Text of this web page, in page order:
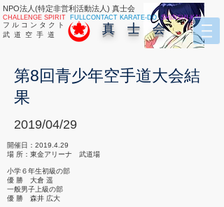
真 士 会
CHALLENGE SPIRIT FULLCONTACT KARATE-DO SHINSHI-KAI
フ ル コ ン タ ク ト
武 道 空 手 道
NPO法人(特定非営利活動法人) 真士会
第8回青少年空手道大会結
果
2019/04/29
開催日：2019.4.29
場 所：東金アリーナ 武道場
小学６年生初級の部
優 勝 大倉 遥
一般男子上級の部
優 勝 森井 広大